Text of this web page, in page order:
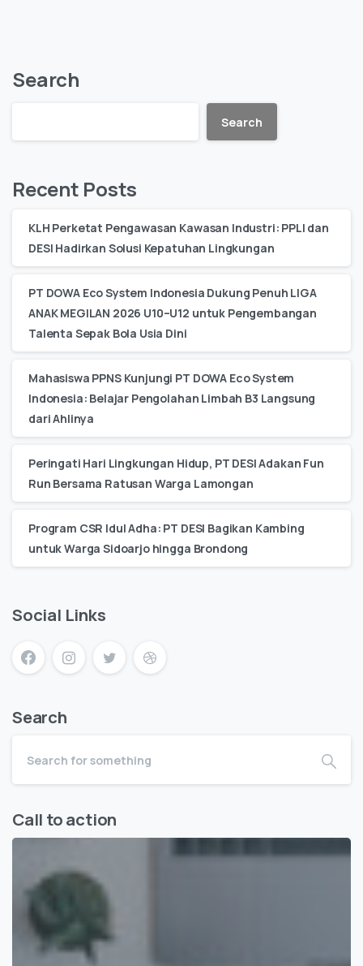
Search
Search
Recent Posts
KLH Perketat Pengawasan Kawasan Industri: PPLI dan
DESI Hadirkan Solusi Kepatuhan Lingkungan
PT DOWA Eco System Indonesia Dukung Penuh LIGA
ANAK MEGILAN 2026 U10–U12 untuk Pengembangan
Talenta Sepak Bola Usia Dini
Mahasiswa PPNS Kunjungi PT DOWA Eco System
Indonesia: Belajar Pengolahan Limbah B3 Langsung
dari Ahlinya
Peringati Hari Lingkungan Hidup, PT DESI Adakan Fun
Run Bersama Ratusan Warga Lamongan
Program CSR Idul Adha: PT DESI Bagikan Kambing
untuk Warga Sidoarjo hingga Brondong
Social Links
Search
Call to action